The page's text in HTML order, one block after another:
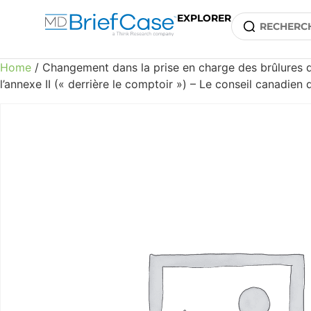
EXPLORER
Home / Changement dans la prise en charge des brûlures
l’annexe II (« derrière le comptoir ») – Le conseil canadien